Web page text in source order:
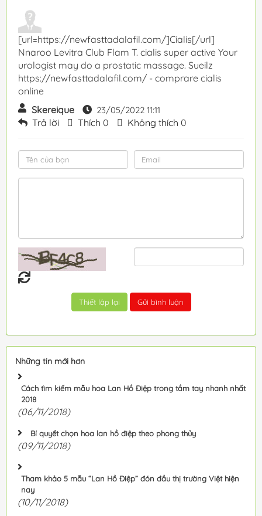
[url=https://newfasttadalafil.com/]Cialis[/url]
Nnaroo Levitra Club Flam T. cialis super active Your
urologist may do a prostatic massage. Sueilz
https://newfasttadalafil.com/ - comprare cialis
online
Skereique
23/05/2022 11:11
Trả lời Thích 0 Không thích 0
Những tin mới hơn
Cách tìm kiếm mẫu hoa Lan Hồ Điệp trong tầm tay nhanh nhất
2018
(06/11/2018)
Bí quyết chọn hoa lan hồ điệp theo phong thủy
(09/11/2018)
Tham khảo 5 mẫu “Lan Hồ Điệp” đón đầu thị trường Việt hiện
nay
(10/11/2018)